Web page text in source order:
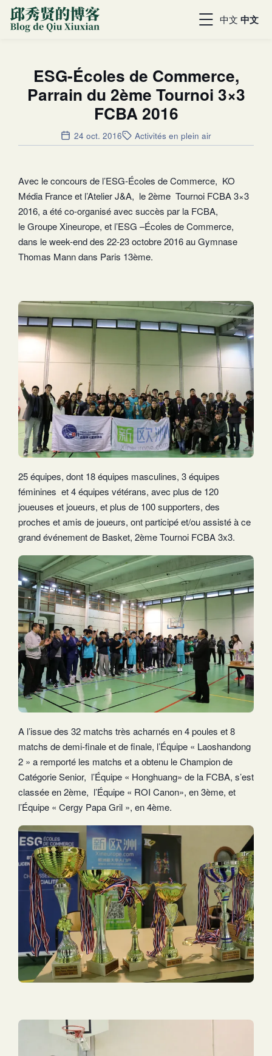
中文 中文
ESG-Écoles de Commerce,
Parrain du 2ème Tournoi 3×3
FCBA 2016
24 oct. 2016 Activités en plein air
Avec le concours de l’ESG-Écoles de Commerce, KO
Média France et l’Atelier J&A, le 2ème Tournoi FCBA 3×3
2016, a été co-organisé avec succès par la FCBA,
le Groupe Xineurope, et l’ESG –Écoles de Commerce,
dans le week-end des 22-23 octobre 2016 au Gymnase
Thomas Mann dans Paris 13ème.
25 équipes, dont 18 équipes masculines, 3 équipes
féminines et 4 équipes vétérans, avec plus de 120
joueuses et joueurs, et plus de 100 supporters, des
proches et amis de joueurs, ont participé et/ou assisté à ce
grand événement de Basket, 2ème Tournoi FCBA 3x3.
A l’issue des 32 matchs très acharnés en 4 poules et 8
matchs de demi-finale et de finale, l’Équipe « Laoshandong
2 » a remporté les matchs et a obtenu le Champion de
Catégorie Senior, l’Équipe « Honghuang» de la FCBA, s’est
classée en 2ème, l’Équipe « ROI Canon», en 3ème, et
l’Équipe « Cergy Papa Gril », en 4ème.